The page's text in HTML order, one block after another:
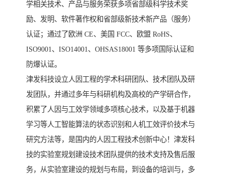
学相关技术、产品与服务荣获多项省部级科学技术奖
励、发明、软件著作权和省部级新技术新产品（服务）
认证；通过了欧洲 CE、美国 FCC、欧盟 RoHS、
ISO9001、ISO14001、OHSAS18001 等多项国际认证和
防爆认证。
津发科技设立人因工程的学术科研团队、技术团队及研
发团队，并通过多年与科研机构及高校的产学研合作，
积累了人因与工效学领域多项核心技术，以及基于机器
学习等人工智能算法的状态识别和人机工效评价技术与
研究方法等，是国内的人因工程技术创新中心！津发科
技的实验室规划建设技术团队提供的技术支持及售后服
务，从实验室建设的规划与布局，到设备的培训与，多